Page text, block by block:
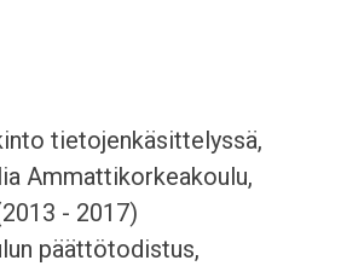
tietojenkäsittelyssä,
Ammattikorkeakoulu,
- 2017)
päättötodistus,